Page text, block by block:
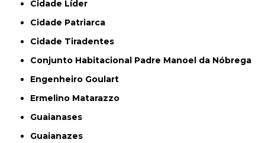
Cidade Líder
Cidade Patriarca
Cidade Tiradentes
Conjunto Habitacional Padre Manoel da Nóbrega
Engenheiro Goulart
Ermelino Matarazzo
Guaianases
Guaianazes